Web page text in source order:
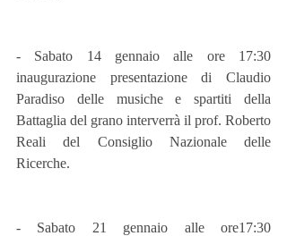
- Sabato 14 gennaio alle ore 17:30
inaugurazione presentazione di Claudio
Paradiso delle musiche e spartiti della
Battaglia del grano interverrà il prof. Roberto
Reali del Consiglio Nazionale delle
Ricerche.
- Sabato 21 gennaio alle ore17:30